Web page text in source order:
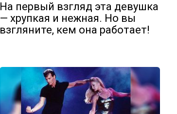
На первый взгляд эта девушка
— хрупкая и нежная. Но вы
взгляните, кем она работает!